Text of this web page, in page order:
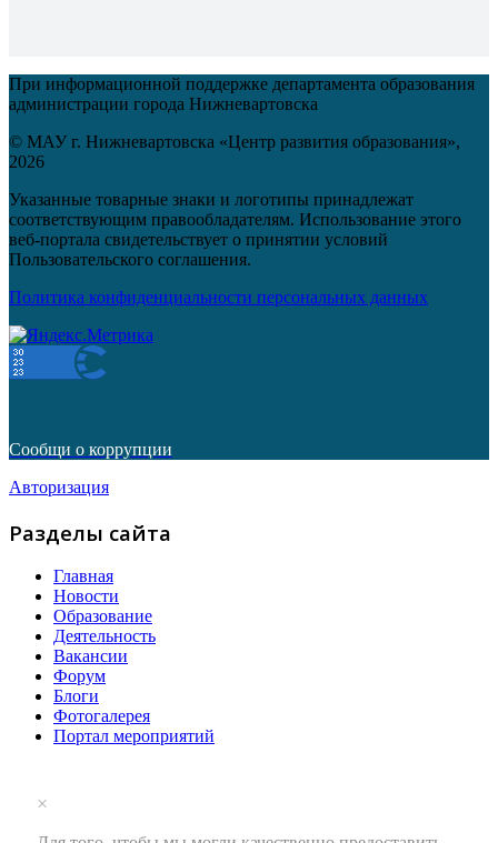
При информационной поддержке департамента образования
администрации города Нижневартовска
© МАУ г. Нижневартовска «Центр развития образования»,
2026
Указанные товарные знаки и логотипы принадлежат
соответствующим правообладателям. Использование этого
веб-портала свидетельствует о принятии условий
Пользовательского соглашения.
Политика конфиденциальности персональных данных
Сообщи о коррупции
Авторизация
Разделы сайта
Главная
Новости
Образование
Деятельность
Вакансии
Форум
Блоги
Фотогалерея
Портал мероприятий
×